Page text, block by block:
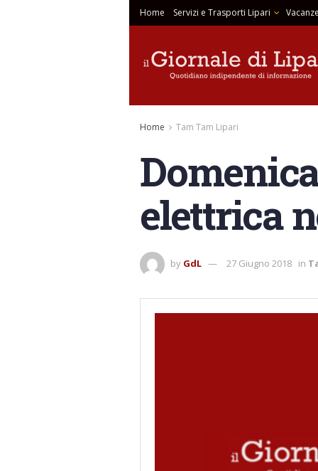
Home Servizi e Trasporti Lipari
Home Tam Tam Lipari
elettrica
by GdL 27 Giugno 2018 in